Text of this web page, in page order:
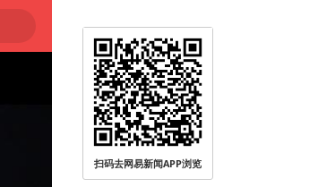
扫码去网易新闻APP浏览